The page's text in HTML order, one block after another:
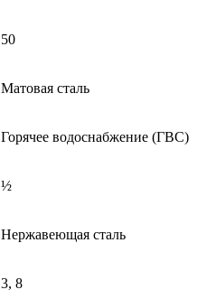
50
Матовая сталь
Горячее водоснабжение (ГВС)
½
Нержавеющая сталь
3, 8